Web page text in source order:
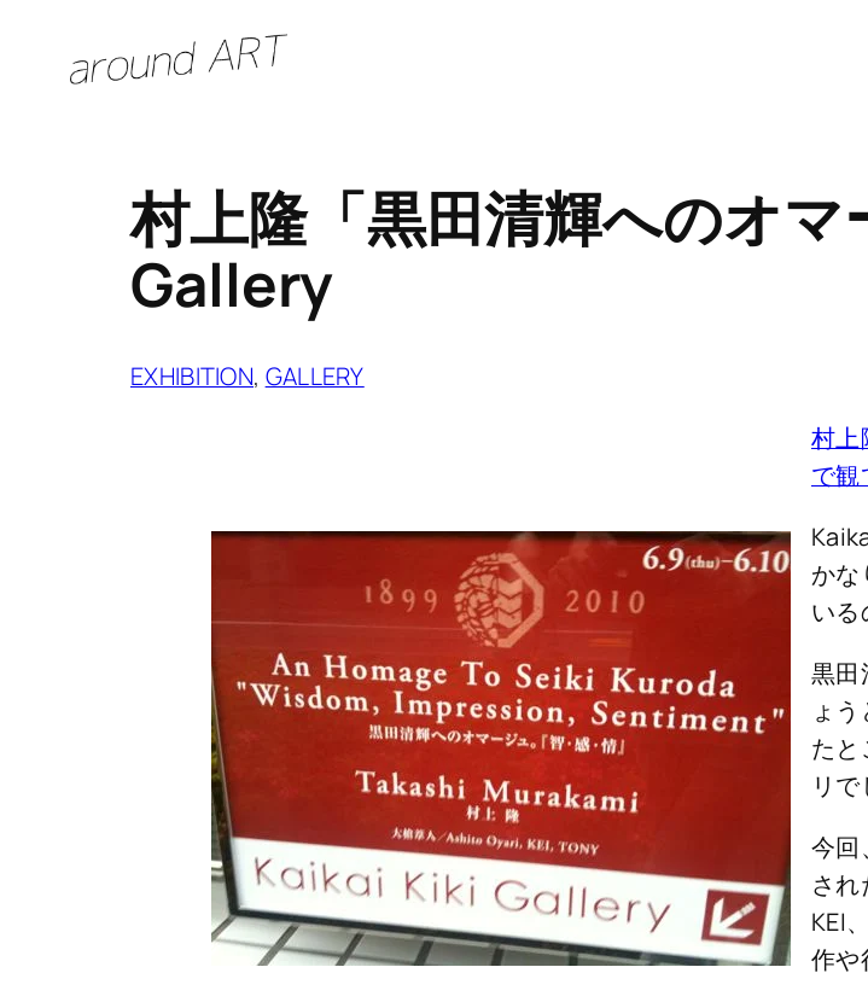
村上隆「黒田清輝へのオ
Gallery
EXHIBITION, GALLERY
村上
で観
かな
いる
黒田
ょ
たと
リで
今回
され
KEI
作や